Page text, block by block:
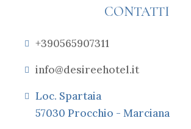
CONTATTI
+390565907311
info@desireehotel.it
Loc. Spartaia
57030 Procchio - Marciana